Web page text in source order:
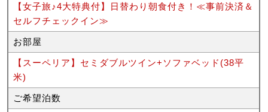
【女子旅♪4大特典付】日替わり朝食付き！≪事前決済＆
セルフチェックイン≫
お部屋
【スーペリア】セミダブルツイン+ソファベッド(38平
米)
ご希望泊数